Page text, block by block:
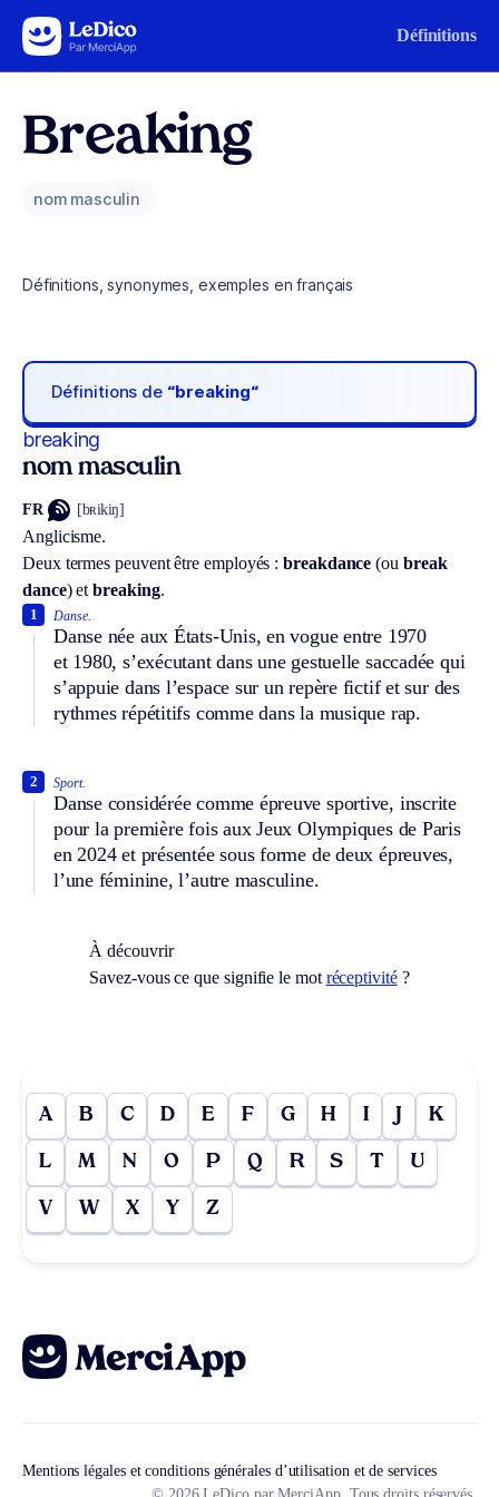
Aller au contenu Définitions
Breaking
nom masculin
Définitions, synonymes, exemples en français
Définitions de “breaking“
breaking
nom masculin
FR [bʀikiŋ]
Anglicisme.
Deux termes peuvent être employés :breakdance (ou break
dance) etbreaking.
Danse.
Danse née aux États-Unis, en vogue entre 1970
et 1980, s’exécutant dans une gestuelle saccadée qui
s’appuie dans l’espace sur un repère fictif et sur des
rythmes répétitifs comme dans la musique rap.
1
Sport.
Danse considérée comme épreuve sportive, inscrite
pour la première fois aux Jeux Olympiques de Paris
en 2024 et présentée sous forme de deux épreuves,
l’une féminine, l’autre masculine.
2
À découvrir
Savez-vous ce que signifie le mot réceptivité?
A B C D E F G H I J K
L M N O P Q R S T U
V W X Y Z
Mentions légales et conditions générales d’utilisation et de services